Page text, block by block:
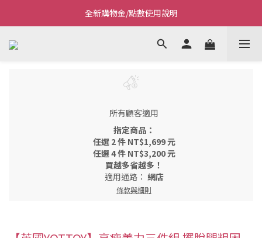
Welcome~私藏生活~
全新購物金/點數使用說明
Welcome~私藏生活~
所有顧客適用
指定商品：
任選 2 件 NT$1,699 元
任選 4 件 NT$3,200 元
買越多省越多！
適用通路： 網店
條款與細則